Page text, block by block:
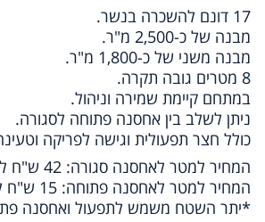
17 דונם להשכרה בנשר.
מבנה של כ-2,500 מ"ר.
מבנה משני של כ-1,800 מ"ר.
8 מטרים גובה תקרה.
במתחם קיימת שמירה וניהול.
ניתן לשלב בין אחסנה פתוחה לסגורה.
כולל חצר תפעולית וגישה לפריקה
המחיר למטר לאחסנה סגורה: 42 ש"ח למ"ר.
המחיר למטר לאחסנה פתוחה: 15 ש"ח למ"ר.
*יתר השטח משמש לתפעול ואחסנה